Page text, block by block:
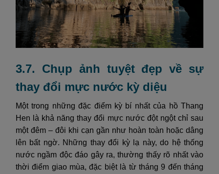
3.7. Chụp ảnh tuyệt đẹp về sự
thay đổi mực nước kỳ diệu
Một trong những đặc điểm kỳ bí nhất của hồ Thang
Hen là khả năng thay đổi mực nước đột ngột chỉ sau
một đêm – đôi khi cạn gần như hoàn toàn hoặc dâng
lên bất ngờ. Những thay đổi kỳ lạ này, do hệ thống
nước ngầm độc đáo gây ra, thường thấy rõ nhất vào
thời điểm giao mùa, đặc biệt là từ tháng 9 đến tháng